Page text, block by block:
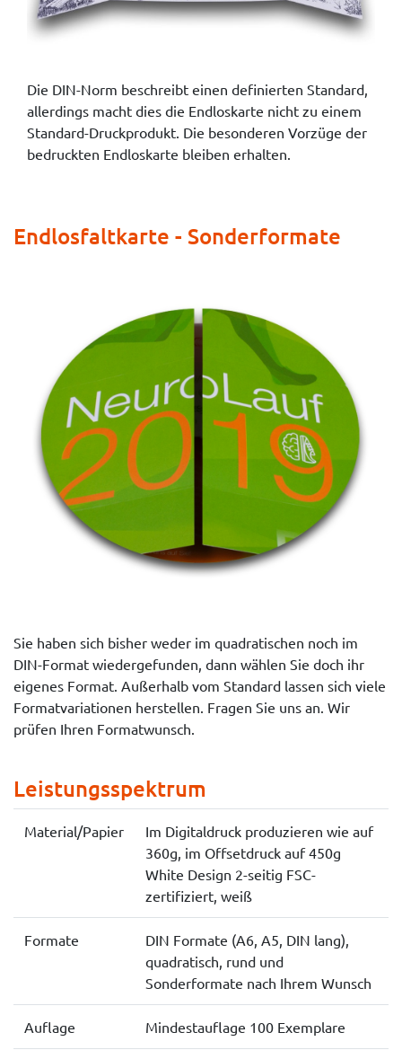
Die DIN-Norm beschreibt einen definierten Standard,
allerdings macht dies die Endloskarte nicht zu einem
Standard-Druckprodukt. Die besonderen Vorzüge der
bedruckten Endloskarte bleiben erhalten.
Endlosfaltkarte - Sonderformate
Sie haben sich bisher weder im quadratischen noch im
DIN-Format wiedergefunden, dann wählen Sie doch ihr
eigenes Format. Außerhalb vom Standard lassen sich viele
Formatvariationen herstellen. Fragen Sie uns an. Wir
prüfen Ihren Formatwunsch.
Leistungsspektrum
Material/Papier
Im Digitaldruck produzieren wie auf
360g, im Offsetdruck auf 450g
White Design 2-seitig FSC-
zertifiziert, weiß
Formate
DIN Formate (A6, A5, DIN lang),
quadratisch, rund und
Sonderformate nach Ihrem Wunsch
Auflage Mindestauflage 100 Exemplare